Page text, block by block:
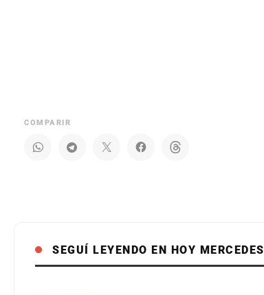
COMPARIR
SEGUÍ LEYENDO EN HOY MERCEDES